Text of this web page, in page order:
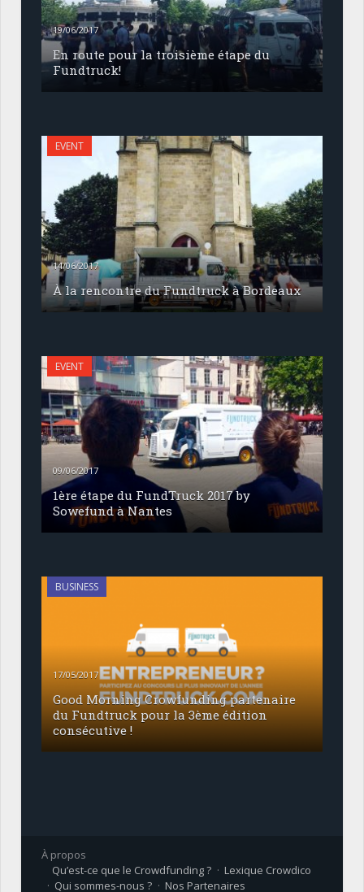
19/06/2017
En route pour la troisième étape du
Fundtruck!
EVENT
14/06/2017
À la rencontre du Fundtruck à Bordeaux
EVENT
09/06/2017
1ère étape du FundTruck 2017 by
Sowefund à Nantes
BUSINESS
17/05/2017
Good Morning Crowfunding partenaire
du Fundtruck pour la 3ème édition
consécutive !
À propos
Qu’est-ce que le Crowdfunding ?
Lexique Crowdico
Qui sommes-nous ?
Nos Partenaires